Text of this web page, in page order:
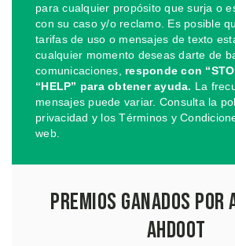
para cualquier propósito que surja o
con su caso y/o reclamo. Es posible
tarifas de uso o mensajes de texto
cualquier momento deseas darte de
comunicaciones, responde con
“HELP” para obtener ayuda. La
mensajes puede variar. Consulta la
privacidad y los Términos y
web.
Premios Ganados por
Ahdoot